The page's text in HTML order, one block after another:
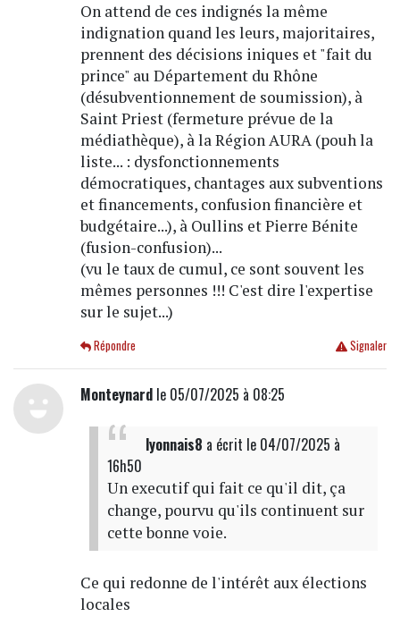
On attend de ces indignés la même
indignation quand les leurs, majoritaires,
prennent des décisions iniques et "fait du
prince" au Département du Rhône
(désubventionnement de soumission), à
Saint Priest (fermeture prévue de la
médiathèque), à la Région AURA (pouh la
liste... : dysfonctionnements
démocratiques, chantages aux subventions
et financements, confusion financière et
budgétaire...), à Oullins et Pierre Bénite
(fusion-confusion)...
(vu le taux de cumul, ce sont souvent les
mêmes personnes !!! C'est dire l'expertise
sur le sujet...)
Signaler
Répondre
Monteynardle 05/07/2025 à 08:25
lyonnais8 a écrit le 04/07/2025 à
16h50
Un executif qui fait ce qu'il dit, ça
change, pourvu qu'ils continuent sur
cette bonne voie.
Ce qui redonne de l'intérêt aux élections
locales